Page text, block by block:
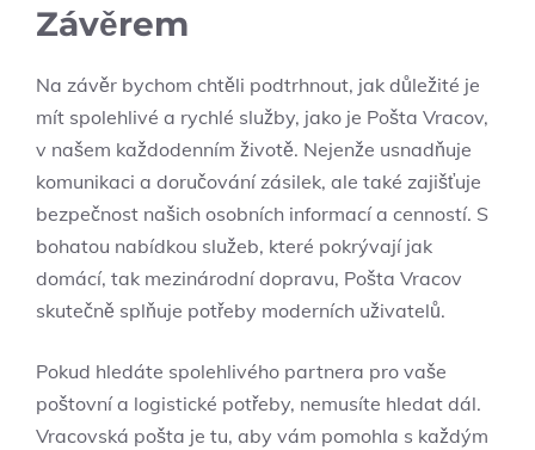
Závěrem
Na závěr bychom chtěli podtrhnout, jak důležité je
mít spolehlivé a rychlé služby, jako je Pošta Vracov,
v našem každodenním životě. Nejenže usnadňuje
komunikaci a doručování zásilek, ale také zajišťuje
bezpečnost našich osobních informací a cenností. S
bohatou nabídkou služeb, které pokrývají jak
domácí, tak mezinárodní dopravu, Pošta Vracov
skutečně splňuje potřeby moderních uživatelů.
Pokud hledáte spolehlivého partnera pro vaše
poštovní a logistické potřeby, nemusíte hledat dál.
Vracovská pošta je tu, aby vám pomohla s každým